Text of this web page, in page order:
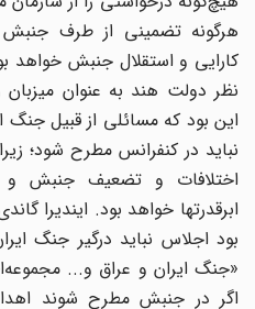
هرگونه تضمینی از طرف جنبش
کارایی و استقلال جنبش خواهد
نظر دولت هند به عنوان
این بود که مسائلی از قبیل جنگ
نباید در کنفرانس مطرح شود؛
اختلافات و تضعیف جنبش و
ابرقدرتها خواهد بود. ایندیرا
بود اجلاس نباید درگیر جنگ
«جنگ ایران و عراق و...
اگر در جنبش مطرح ‌شوند